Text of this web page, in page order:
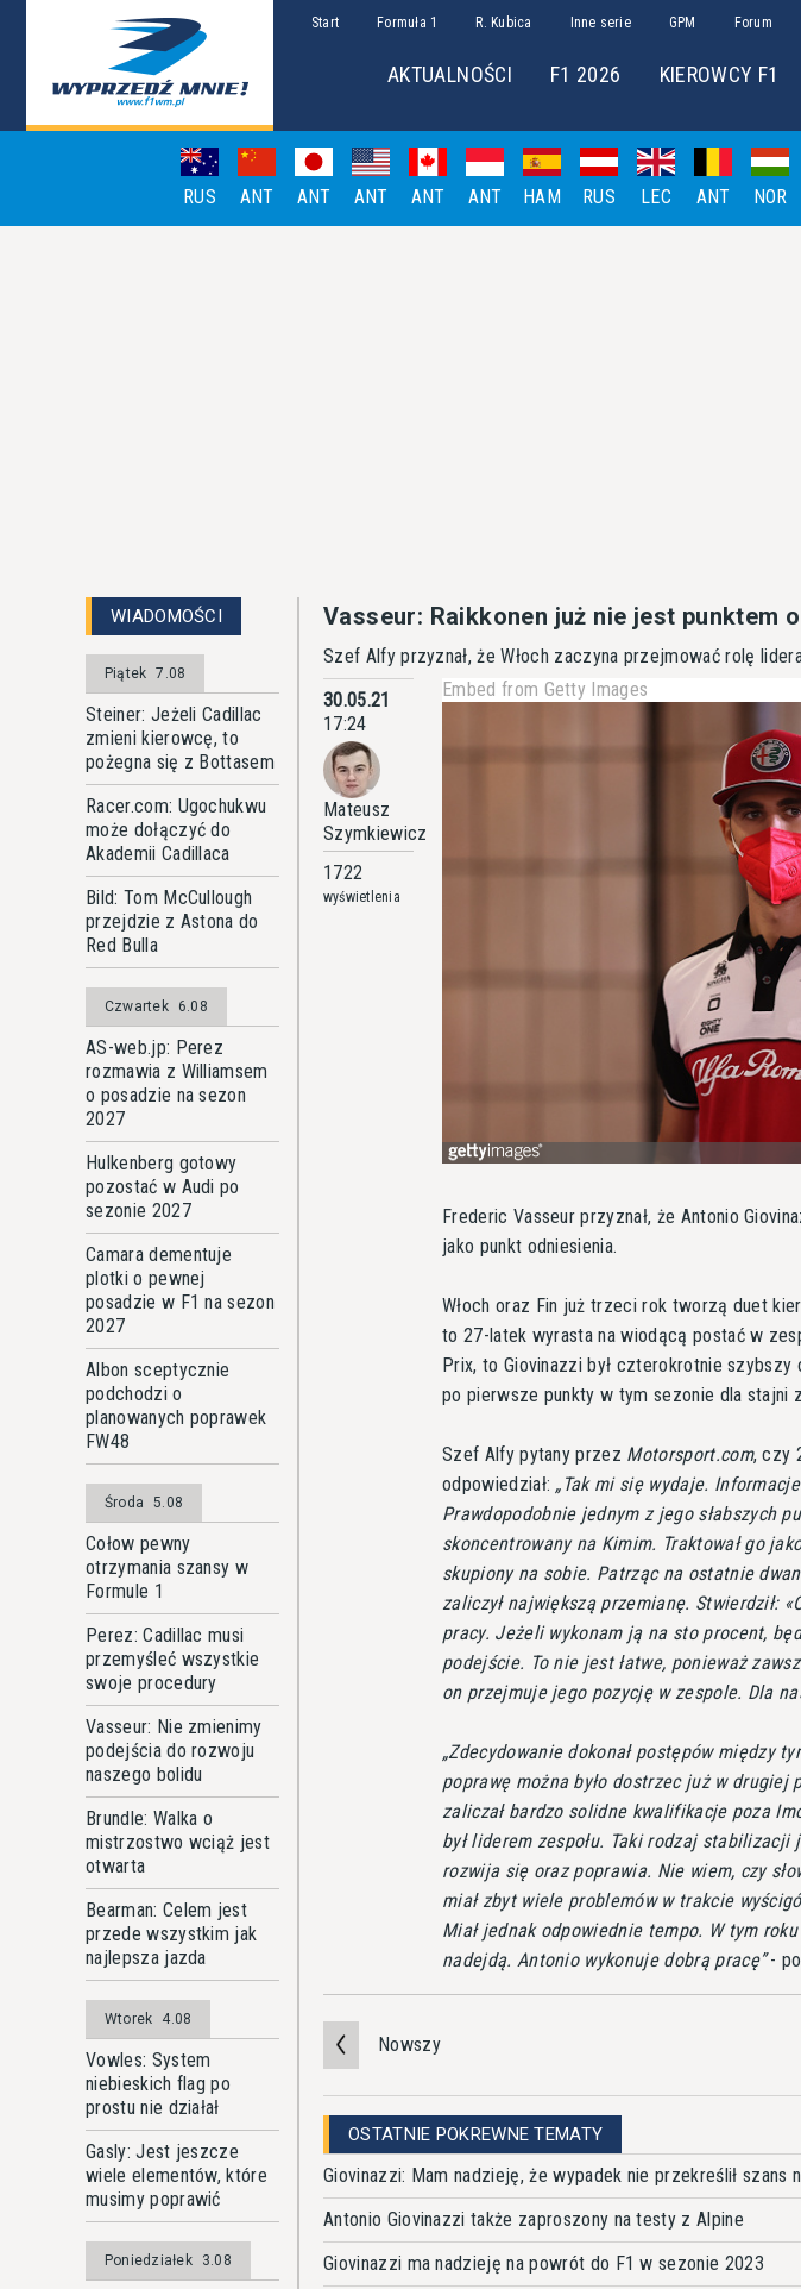
Start Formuła 1 R. Kubica Inne serie GPM Forum
AKTUALNOŚCI F1 2026 KIEROWCY F1
RUS ANT ANT ANT ANT ANT HAM RUS LEC ANT NOR
WIADOMOŚCI
Piątek 7.08
Steiner: Jeżeli Cadillac
zmieni kierowcę, to
pożegna się z Bottasem
Racer.com: Ugochukwu
może dołączyć do
Akademii Cadillaca
Bild: Tom McCullough
przejdzie z Astona do
Red Bulla
Czwartek 6.08
AS-web.jp: Perez
rozmawia z Williamsem
o posadzie na sezon
2027
Hulkenberg gotowy
pozostać w Audi po
sezonie 2027
Camara dementuje
plotki o pewnej
posadzie w F1 na sezon
2027
Albon sceptycznie
podchodzi o
planowanych poprawek
FW48
Środa 5.08
Cołow pewny
otrzymania szansy w
Formule 1
Perez: Cadillac musi
przemyśleć wszystkie
swoje procedury
Vasseur: Nie zmienimy
podejścia do rozwoju
naszego bolidu
Brundle: Walka o
mistrzostwo wciąż jest
otwarta
Bearman: Celem jest
przede wszystkim jak
najlepsza jazda
Wtorek 4.08
Vowles: System
niebieskich flag po
prostu nie działał
Gasly: Jest jeszcze
wiele elementów, które
musimy poprawić
Poniedziałek 3.08
Vasseur: Raikkonen już nie jest punktem
Szef Alfy przyznał, że Włoch zaczyna przejmować rolę
30.05.21
17:24
Mateusz
Szymkiewicz
1722
wyświetlenia
Embed from Getty Images
Frederic Vasseur przyznał, że Antonio
jako punkt odniesienia.
Włoch oraz Fin już trzeci rok tworzą duet
to 27-latek wyrasta na wiodącą postać w
Prix, to Giovinazzi był czterokrotnie szybszy
po pierwsze punkty w tym sezonie dla stajni
Szef Alfy pytany przez Motorsport.com, czy
odpowiedział:
Tak mi się wydaje.
Prawdopodobnie jednym z jego słabszych
skoncentrowany na Kimim. Traktował go
skupiony na sobie. Patrząc na ostatnie
zaliczył największą przemianę. Stwierdził:
pracy. Jeżeli wykonam ją na sto procent,
podejście. To nie jest łatwe, ponieważ
on przejmuje jego pozycję w zespole. Dla
Zdecydowanie dokonał postępów między
poprawę można było dostrzec już w drugiej
zaliczał bardzo solidne kwalifikacje poza
był liderem zespołu. Taki rodzaj
rozwija się oraz poprawia. Nie wiem, czy
miał zbyt wiele problemów w trakcie
Miał jednak odpowiednie tempo. W tym
nadejdą. Antonio wykonuje dobrą pracę -
Nowszy
OSTATNIE POKREWNE TEMATY
Giovinazzi: Mam nadzieję, że wypadek nie przekreślił szans
Antonio Giovinazzi także zaproszony na testy z Alpine
Giovinazzi ma nadzieję na powrót do F1 w sezonie 2023